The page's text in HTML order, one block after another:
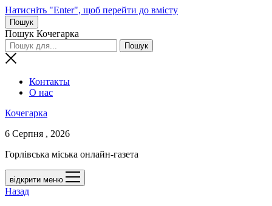
Натисніть "Enter", щоб перейти до вмісту
Пошук
Пошук Кочегарка
Контакты
О нас
Кочегарка
6 Серпня , 2026
Горлівська міська онлайн-газета
відкрити меню
Назад